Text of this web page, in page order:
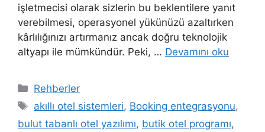
işletmecisi olarak sizlerin bu beklentilere yanıt
verebilmesi, operasyonel yükünüzü azaltırken
kârlılığınızı artırmanız ancak doğru teknolojik
altyapı ile mümkündür. Peki, … Devamını oku
Kategoriler
Rehberler
Etiketler
akıllı otel sistemleri, Booking entegrasyonu,
bulut tabanlı otel yazılımı, butik otel programı,